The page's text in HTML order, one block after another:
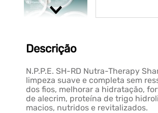
Descrição
N.P.P.E. SH-RD Nutra-Therapy
limpeza suave e completa sem
dos fios, melhorar a hidratação,
de alecrim, proteína de trigo
macios, nutridos e revitalizados.